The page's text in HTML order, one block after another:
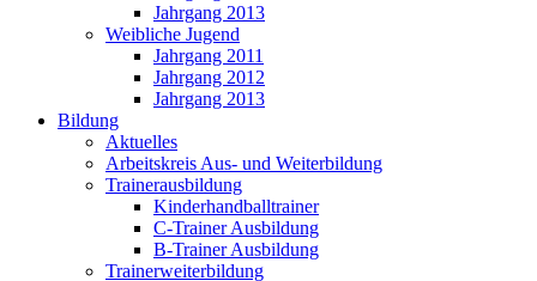
Jahrgang 2013
Weibliche Jugend
Jahrgang 2011
Jahrgang 2012
Jahrgang 2013
Bildung
Aktuelles
Arbeitskreis Aus- und Weiterbildung
Trainerausbildung
Kinderhandballtrainer
C-Trainer Ausbildung
B-Trainer Ausbildung
Trainerweiterbildung